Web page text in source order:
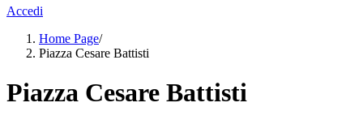
Accedi
Home Page/
Piazza Cesare Battisti
Piazza Cesare Battisti